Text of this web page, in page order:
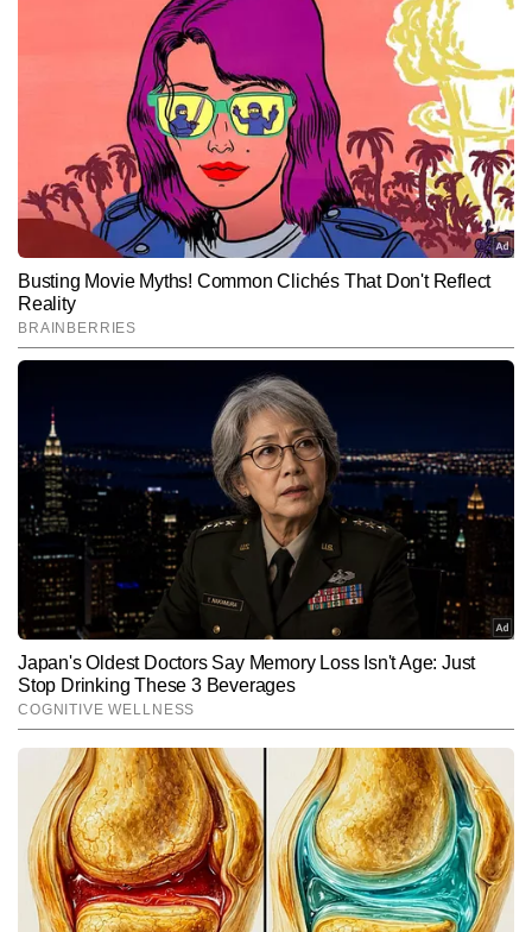
प्रभात शर्मा टाइम्स नाउ हिंदी डिजिटल के फीचर डेस्क में कार्यरत ट्रैवल और
लाइफस्टाइल राइटर हैं। यात्राओं के प्रति उनका गहरा जुनून और नई जगहों को
समझने–परखने की क्षमता उनकी लेखन शैली को बेहद जीवंत और पाठकों से जोड़ने
वाली बनाती है। वे ऑफबीट डेस्टिनेशन, लोकल कल्चर, हेरिटेज साइट्स, रोड
ट्रिप्स, फूड जर्नी और बजट ट्रैवल जैसे विषयों पर मजबूत पकड़ रखते हैं। प्रभात
की स्टोरीज़ सिर्फ जानकारी नहीं देतीं, बल्कि यात्रा के माहौल, भाव और अनुभव को
भी महसूस कराती हैं। अब तक 7,000 से अधिक कंटेंट लिख चुके प्रभात अपनी
सहज भाषा, प्रामाणिक जानकारी और अनुभव-आधारित दृष्टिकोण के लिए जाने जाते
हैं।
और पढ़ें
Follow Us:
Subscribe to our daily Newsletter!
SUBMIT